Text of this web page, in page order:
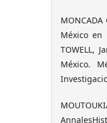
México en
TOWELL,
México.